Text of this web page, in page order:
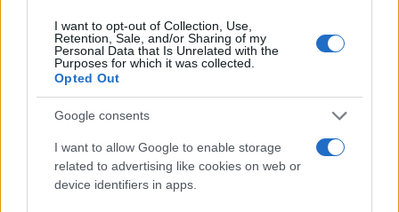
I want to opt-out of Collection, Use,
Retention, Sale, and/or Sharing of my
Personal Data that Is Unrelated with the
Purposes for which it was collected.
Opted Out
Google consents
I want to allow Google to enable storage
related to advertising like cookies on web or
device identifiers in apps.
Come sfruttare al meglio ChatGPT con Google Drive
per risultati sorprendenti
Beatrice Bonaventura · 8 Ago 2026
MAKEUP